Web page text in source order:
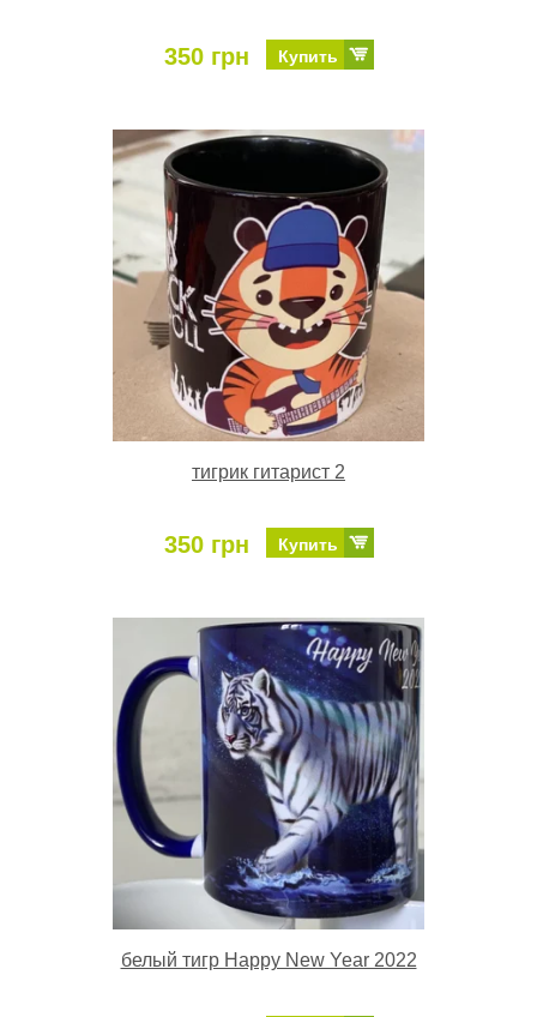
350 грн Купить
тигрик гитарист 2
350 грн Купить
белый тигр Happy New Year 2022